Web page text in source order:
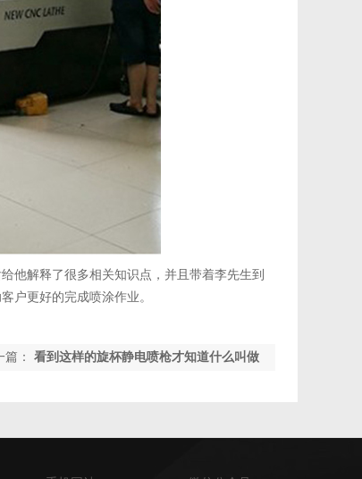
他解释了很多相关知识点，并且带着李先生到
户更好的完成喷涂作业。
篇： 看到这样的旋杯静电喷枪才知道什么叫做